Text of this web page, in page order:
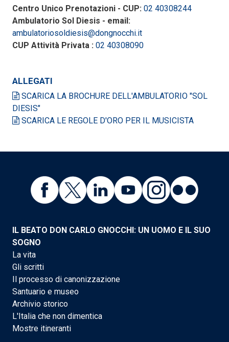
Centro Unico Prenotazioni - CUP: 02 40308244
Ambulatorio Sol Diesis - email:
ambulatoriosoldiesis@dongnocchi.it
CUP Attività Privata : 02 40308090
ALLEGATI
SCARICA LA BROCHURE DELL'AMBULATORIO "SOL
DIESIS"
SCARICA LE REGOLE D'ORO PER IL MUSICISTA
IL BEATO DON CARLO GNOCCHI: UN UOMO E IL SUO
SOGNO
La vita
Gli scritti
Il processo di canonizzazione
Santuario e museo
Archivio storico
L'Italia che non dimentica
Mostre itineranti